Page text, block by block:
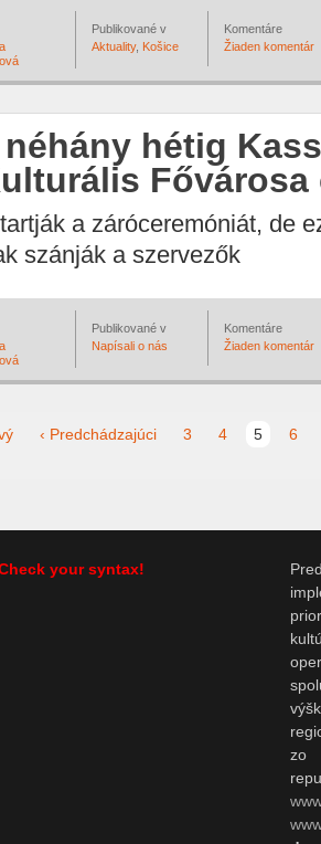
Publikované v
Aktuality, Košice
Komentáre
Žiaden komentár
hétig
Fővárosa
a záróceremóniát, de
szánják a szervezők
Publikované v
Napísali o nás
Komentáre
Žiaden komentár
‹ Predchádzajúci 3 4 5
6
your syntax!
zo